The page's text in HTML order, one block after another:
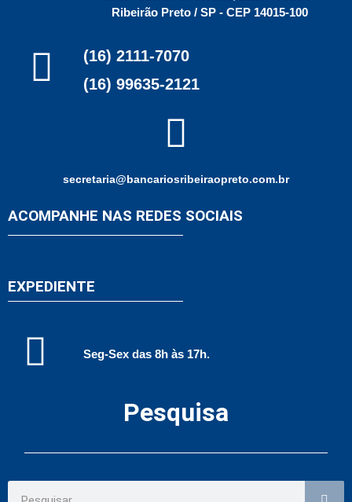
Ribeirão Preto / SP - CEP 14015-100
(16) 2111-7070
(16) 99635-2121
secretaria@bancariosribeiraopreto.com.br
ACOMPANHE NAS REDES SOCIAIS
EXPEDIENTE
Seg-Sex das 8h às 17h.
Pesquisa